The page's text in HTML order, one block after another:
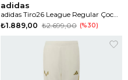
adidas
adidas Tiro26 League Regular Çocuk Eşofman Altı
₺1.889,00 ₺2.699,00 %30